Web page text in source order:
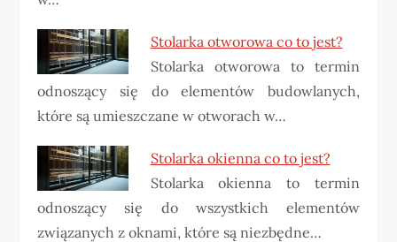
Stolarka otworowa co to jest?
Stolarka otworowa to termin
odnoszący się do elementów budowlanych,
które są umieszczane w otworach w…
Stolarka okienna co to jest?
Stolarka okienna to termin
odnoszący się do wszystkich elementów
związanych z oknami, które są niezbędne…